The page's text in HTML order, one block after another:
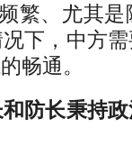
繁、尤其
下，中方
畅通。
防长秉持